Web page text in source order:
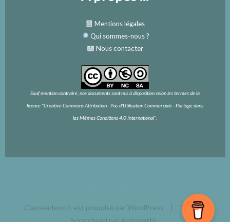
Mentions légales
Qui sommes-nous?
Nous contacter
Sauf mention contraire, nos documents sont mis à disposition selon les termes de la
licence "Creative Commons Attribution - Pas d’Utilisation Commerciale - Partage dans
les Mêmes Conditions 4.0 International".
Classeadeux.fr est propulsé par WordPress |
Thème :
Scratchpad par Automattic